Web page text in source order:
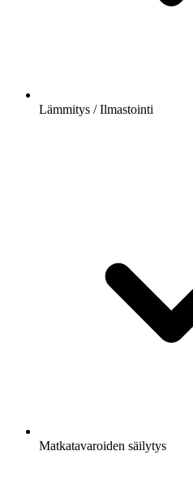
Lämmitys / Ilmastointi
Matkatavaroiden säilytys